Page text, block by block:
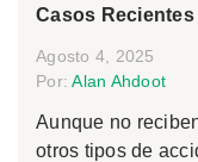
Casos
Agosto 4, 2025
Por:Alan Ahdoot
Aunque no
otros tipos de